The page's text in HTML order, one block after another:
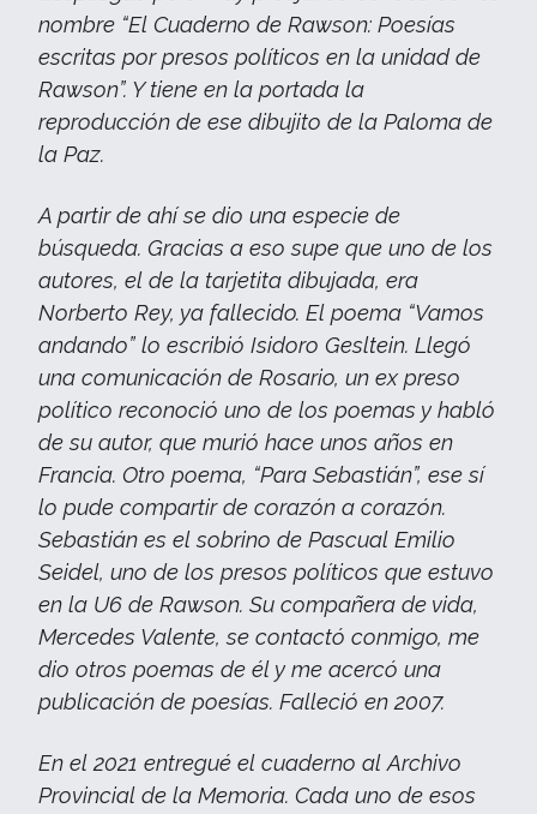
nombre “El Cuaderno de Rawson: Poesías
escritas por presos políticos en la unidad de
Rawson”. Y tiene en la portada la
reproducción de ese dibujito de la Paloma de
la Paz.
A partir de ahí se dio una especie de
búsqueda. Gracias a eso supe que uno de los
autores, el de la tarjetita dibujada, era
Norberto Rey, ya fallecido. El poema “Vamos
andando” lo escribió Isidoro Gesltein. Llegó
una comunicación de Rosario, un ex preso
político reconoció uno de los poemas y habló
de su autor, que murió hace unos años en
Francia. Otro poema, “Para Sebastián”, ese sí
lo pude compartir de corazón a corazón.
Sebastián es el sobrino de Pascual Emilio
Seidel, uno de los presos políticos que estuvo
en la U6 de Rawson. Su compañera de vida,
Mercedes Valente, se contactó conmigo, me
dio otros poemas de él y me acercó una
publicación de poesías. Falleció en 2007.
En el 2021 entregué el cuaderno al Archivo
Provincial de la Memoria. Cada uno de esos